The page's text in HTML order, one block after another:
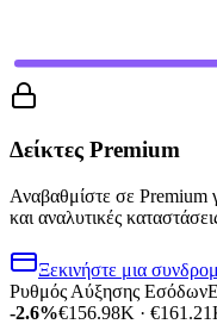
Δείκτες Premium
Αναβαθμίστε σε Premium
και αναλυτικές
Ξεκινήστε μια
Ρυθμός Αύξησης Εσόδων
-2.6%€156.98K ·